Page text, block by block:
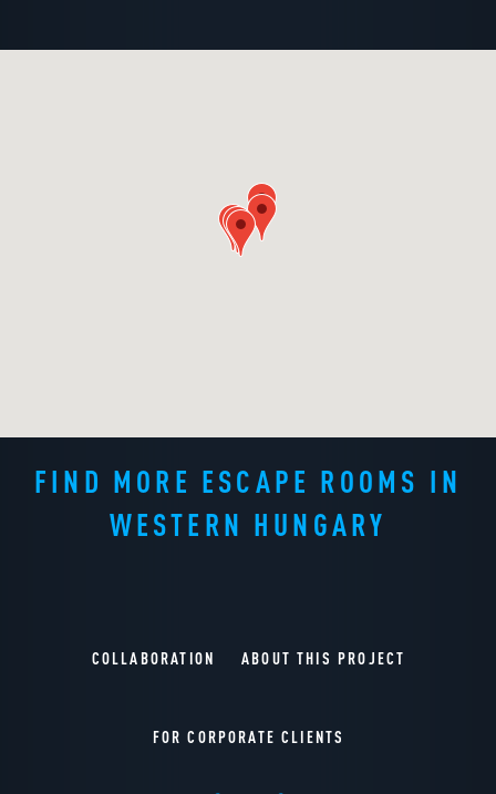
FIND MORE ESCAPE ROOMS IN
WESTERN HUNGARY
COLLABORATION ABOUT THIS PROJECT
FOR CORPORATE CLIENTS